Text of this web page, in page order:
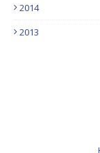
2014
2013